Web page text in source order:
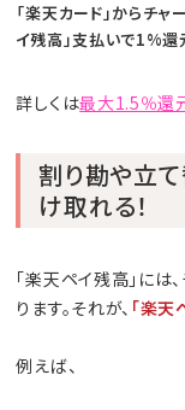
「楽天カード」からチ
イ残高」支払いで1%
詳しくは最大1.5％還
割り勘や立
け取れる！
「楽天ペイ残高」に
ります。それが、 「楽天
例えば、